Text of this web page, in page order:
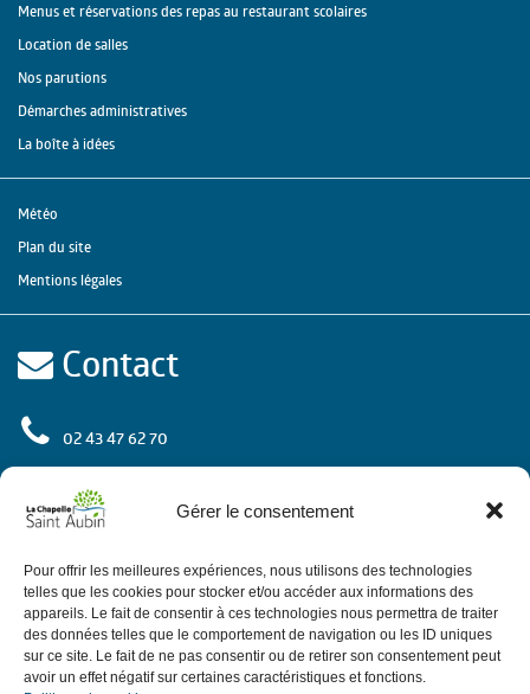
Gérer le consentement
Pour offrir les meilleures expériences, nous utilisons des technologies
telles que les cookies pour stocker et/ou accéder aux informations des
appareils. Le fait de consentir à ces technologies nous permettra de traiter
des données telles que le comportement de navigation ou les ID uniques
sur ce site. Le fait de ne pas consentir ou de retirer son consentement peut
avoir un effet négatif sur certaines caractéristiques et fonctions.
Menus et réservations des repas au restaurant scolaires
Location de salles
Nos parutions
Démarches administratives
La boîte à idées
Météo
Plan du site
Mentions légales
Contact
02 43 47 62 70
rue de l'Europe
72 650 La Chapelle Saint Aubin
Contactez-nous
Horaires